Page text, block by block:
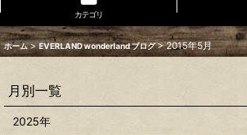
カテゴリ
ホーム > EVERLAND wonderland ブログ > 2015年5月
月別一覧
2025年